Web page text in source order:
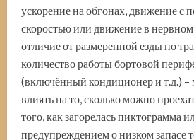
ускорение на обгонах, движение с
скоростью или движение в нервном
отличие от размеренной езды по
количество работы бортовой
(включённый кондиционер и т.д.) –
влиять на то, сколько можно
того, как загорелась пиктограмма
предупреждением о низком запасе